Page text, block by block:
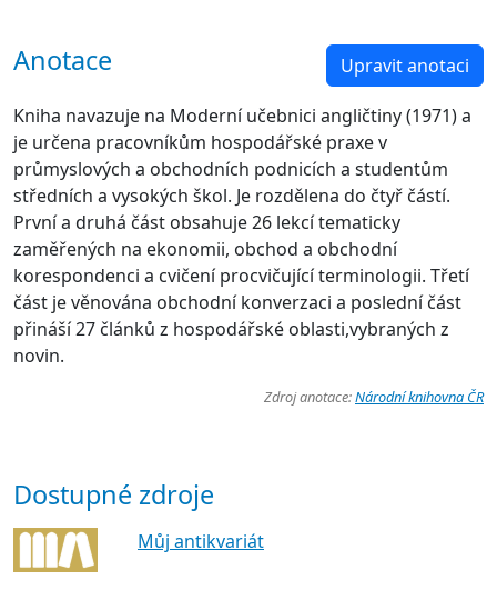
Anotace Upravit anotaci
Kniha navazuje na Moderní učebnici angličtiny (1971) a
je určena pracovníkům hospodářské praxe v
průmyslových a obchodních podnicích a studentům
středních a vysokých škol. Je rozdělena do čtyř částí.
První a druhá část obsahuje 26 lekcí tematicky
zaměřených na ekonomii, obchod a obchodní
korespondenci a cvičení procvičující terminologii. Třetí
část je věnována obchodní konverzaci a poslední část
přináší 27 článků z hospodářské oblasti,vybraných z
novin.
Zdroj anotace:Národní knihovna ČR
Dostupné zdroje
Můj antikvariát